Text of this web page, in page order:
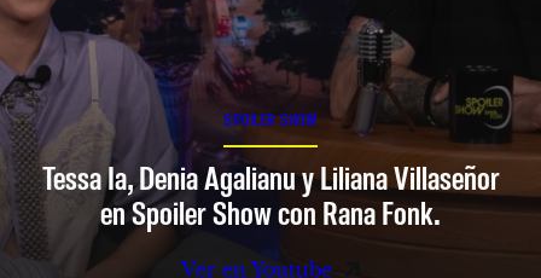
SPOILER SHOW
Tessa Ia, Denia Agalianu y Liliana Villaseñor
en Spoiler Show con Rana Fonk.
Ver en Youtube